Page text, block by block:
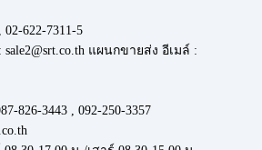
622-7311-5
แผนกขายส่ง อีเมล์ :
826-3443 , 092-250-3357